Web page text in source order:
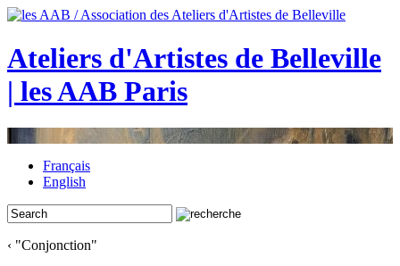
Ateliers d'Artistes de Belleville
| les AAB Paris
Français
English
‹ "Conjonction"